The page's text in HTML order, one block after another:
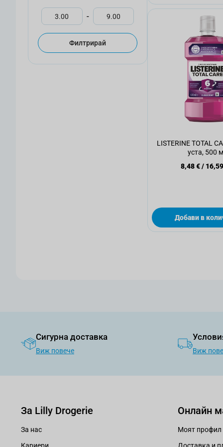
-
Филтрирай
LISTERINE TOTAL
уста, 500
8,48 €/
Добави в
Сигурна доставка
Виж повече Виж
За Lilly Drogerie
За нас
Онлайн
Моят профил